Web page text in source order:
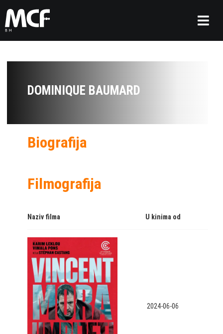
DOMINIQUE BAUMARD
Biografija
Filmografija
Naziv filma U kinima od
2024-06-06